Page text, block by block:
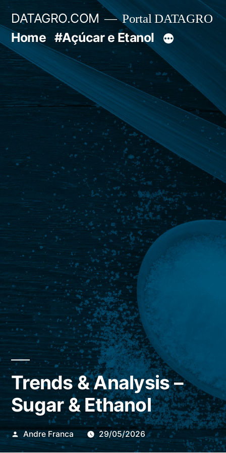
Pular
para
o
conteúdo
DATAGRO.COM Portal DATAGRO
Home #Açúcar e Etanol
Trends & Analysis –
Sugar & Ethanol
Publicado
por
Andre Franca 29/05/2026